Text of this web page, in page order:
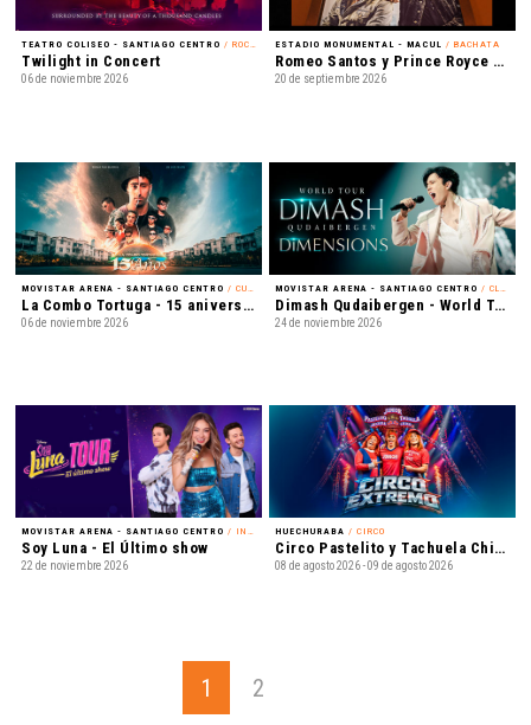
TEATRO COLISEO - SANTIAGO CENTRO / ROCK ALTERNATIVO
Twilight in Concert
06 de noviembre 2026
ESTADIO MONUMENTAL - MACUL / BACHATA
Romeo Santos y Prince Royce - Mejor Tarde que Nunca
20 de septiembre 2026
MOVISTAR ARENA - SANTIAGO CENTRO / CUMBIA
La Combo Tortuga - 15 aniversario
06 de noviembre 2026
MOVISTAR ARENA - SANTIAGO CENTRO / CLASSICAL CROSSOVER
Dimash Qudaibergen - World Tour: Dimensions
24 de noviembre 2026
MOVISTAR ARENA - SANTIAGO CENTRO / INFANTIL
Soy Luna - El Último show
22 de noviembre 2026
HUECHURABA / CIRCO
Circo Pastelito y Tachuela Chico - Circo Extremo
08 de agosto 2026 - 09 de agosto 2026
1 2